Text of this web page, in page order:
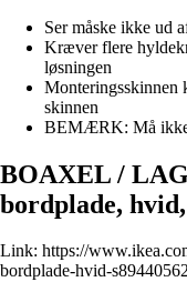
Ser måske ikke ud
Kræver flere
løsningen
Monteringsskinnen
skinnen
BEMÆRK: Må ikke
BOAXEL /
bordplade,
Link: https://
bordplade-hvid-